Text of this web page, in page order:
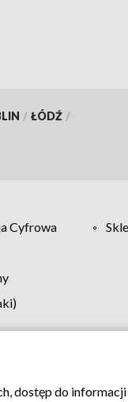
/ ŁÓDŹ /
Cyfrowa
Kontakt
dostęp do